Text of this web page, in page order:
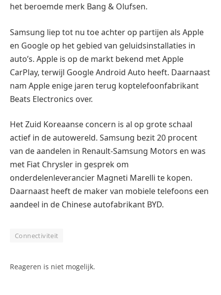
het beroemde merk Bang & Olufsen.
Samsung liep tot nu toe achter op partijen als Apple
en Google op het gebied van geluidsinstallaties in
auto’s. Apple is op de markt bekend met Apple
CarPlay, terwijl Google Android Auto heeft. Daarnaast
nam Apple enige jaren terug koptelefoonfabrikant
Beats Electronics over.
Het Zuid Koreaanse concern is al op grote schaal
actief in de autowereld. Samsung bezit 20 procent
van de aandelen in Renault-Samsung Motors en was
met Fiat Chrysler in gesprek om
onderdelenleverancier Magneti Marelli te kopen.
Daarnaast heeft de maker van mobiele telefoons een
aandeel in de Chinese autofabrikant BYD.
Connectiviteit
Reageren is niet mogelijk.